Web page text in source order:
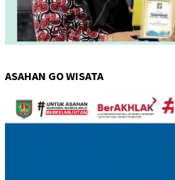
ASAHAN GO WISATA
Pemutar
Video